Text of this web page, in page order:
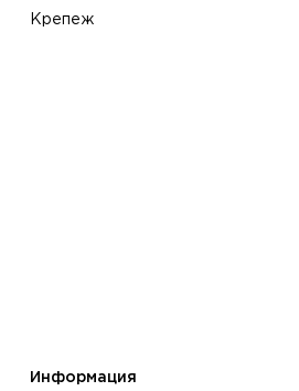
Крепеж
Информация